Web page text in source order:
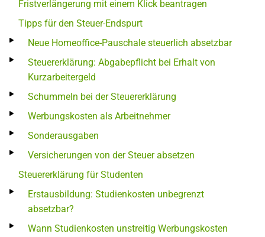
Fristverlängerung mit einem Klick beantragen
Tipps für den Steuer-Endspurt
Neue Homeoffice-Pauschale steuerlich absetzbar
Steuererklärung: Abgabepflicht bei Erhalt von
Kurzarbeitergeld
Schummeln bei der Steuererklärung
Werbungskosten als Arbeitnehmer
Sonderausgaben
Versicherungen von der Steuer absetzen
Steuererklärung für Studenten
Erstausbildung: Studienkosten unbegrenzt
absetzbar?
Wann Studienkosten unstreitig Werbungskosten